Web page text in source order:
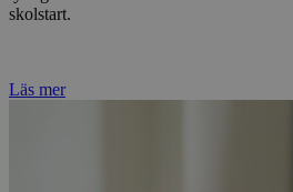
skolstart.​​​​‌ ‍ ​‍​‍‌‍ ‌ ​‍‌‍‍‌‌‍‌ ‌‍‍‌‌‍ ‍​‍​‍​ ‍‍​‍​‍‌ ​ ‌‍​‌‌‍ ‍‌‍‍‌‌ ‌​‌ ‍‌​‍ ‍‌‍‍‌‌‍ ​‍​‍​‍ ​​‍​‍‌‍‍​‌ ​‍‌‍‌‌‌‍‌‍​‍​‍​ ‍‍​‍​‍​‍ ‌ ​ ‌ ‌​‌ ‌‌‌‍‌​‌‍‍‌‌‍ ​‍ ‌‍‍‌‌‍ ‍‌ ‌​‌‍‌‌‌‍ ‍‌ ‌​​‍ ‌‍‌‌‌‍‌​‌‍‍‌‌ ‌​​‍ ‌‍ ‌‌‍ ‌‍‌​‌‍‌‌​ ‌‌ ​​‌ ​‍‌‍‌‌‌ ​ ‌‍‌‌‌‍ ‍‌ ‌​‌‍​‌‌ ‌​‌‍‍‌‌‍ ‌‍ ‍​ ‍ ‌‍‍‌‌‍‌​​ ‌​ ​ ​ ‍‌‌‍​ ​ ​‍​ ‍‌‌‍​‌‌‍‌‍​ ‌​​‍ ‌‌‍​‍‌‍​‍‌‍‌‌​ ​​​‍ ‌​ ‌​​ ‌ ​ ​‍​ ​‌​‍ ‌‌‍​‌‌‍​‌‌‍‌‍​ ‌​​‍ ‌‌‍‌‌​ ‌‍​ ​‍‌‍​‌‌‍​‌‌‍​ ‌‍​ ​ ​​​ ‌‌​ ‌‍​ ‌ ​ ‍‌​ ‍ ‌ ‌​‌ ‍‌‌ ​​‌‍‌‌​ ‌‌‍​‌‌ ​‍‌ ‌​‌‍‍‌‌‍​ ‌‍ ​‌‍‌‌‌‌​​‌‍​‌‌‍‌ ‌‍‌‌​ ‍ ‌ ​​‌‍​‌‌ ‌​‌‍‍​​ ‌‌ ​​‌‍​‌‌‍‌ ‌‍‌‌‌​​‍‌ ‌‌‌‍‍‌‌‍ ​‌‍‌​‌‍‌‌‌ ​‍​‍‌‌​ ‌‌‌​​‍‌‌ ‌‍‍ ‌‍‌‌‌ ‍‌​‍‌‌​ ​ ‌​‌​​‍‌‌​ ​ ‌​‌​​‍‌‌​ ​‍​ ​‍‌‍​ ​ ​​​ ‌‌​ ‌‌​ ‌​​ ‌ ‌‍‌‌​ ‌ ‌‍​‌​ ​‌​ ‌​​ ​‌​‍‌‌​ ​‍​ ​‍​‍‌‌​ ‌‌‌​‌​​‍ ‍‌‍​ ‌‍​‌‌ ​‍‌‍‌​‌ ​ ​‍‌‌​ ‌‌‌​​‍‌‌ ‌‍‍ ‌‍‌‌‌ ‍‌​‍‌‌​ ​ ‌​‌​​‍‌‌​ ​ ‌​‌​​‍‌‌​ ​‍​ ​‍‌‍‌‌‌‍‌‌​ ‌ ​ ​​‌‍‌‌‌‍‌​‌‍​‍​ ‌ ‌‍‌‌​ ‍‌​ ‍​​ ‌ ​‍‌‌​ ​‍​ ​‍​‍‌‌​ ‌‌‌​‌​​‍ ‍‌ ‌​‌‍‌‌‌ ‍​‌ ‌​​‍‌‌​ ‌‌‌​​‍‌‌ ‌‍‍ ‌‍‌‌‌ ‍‌​‍‌‌​ ​ ‌​‌​​‍‌‌​ ​ ‌​‌​​‍‌‌​ ​‍​ ​‍​ ​‍​ ‌​‌‍​ ​ ‍​​ ​‍​ ‌​‌‍​‍​ ​‍‌‍‌‌​ ‌​​ ‍‌‌‍‌‌​‍‌‌​ ​‍​ ​‍​‍‌‌​ ‌‌‌​‌​​‍ ‍‌‍​ ‌‍‍​‌‍‍‌‌‍ ​‌‍‌​‌ ​‍‌‍‌‌‌‍ ‍​‍‌‌​ ‌‌‌​​‍‌‌ ‌‍‍ ‌‍‌‌‌ ‍‌​‍‌‌​ ​ ‌​‌​​‍‌‌​ ​ ‌​‌​​‍‌‌​ ​‍​ ​‍​ ‌​​ ​‌‌‍​‌​ ​‍​ ​ ‌‍‌​​ ‌‌​ ‌ ‌‍‌‌‌‍​ ​ ​ ​ ‍​​‍‌‌​ ​‍​ ​‍​‍‌‌​ ‌‌‌​‌​​‍ ‍‌ ‌​‌‍‌‌‌ ‍​‌ ‌​​ ‌‍​‍‌‍​‌‌ ​ ‌‍‌‌‌‌‌‌‌ ​‍‌‍ ​​ ‌​‍‌‌​ ​‍‌​‌‍‌ ​ ‌ ‌​‌ ‌‌‌‍‌​‌‍‍‌‌‍ ​‍‌‍‌‍‍‌‌‍‌​​ ‌​ ​ ​ ‍‌‌‍​ ​ ​‍​ ‍‌‌‍​‌‌‍‌‍​ ‌​​‍ ‌‌‍​‍‌‍​‍‌‍‌‌​ ​​​‍ ‌​ ‌​​ ‌ ​ ​‍​ ​‌​‍ ‌‌‍​‌‌‍​‌‌‍‌‍​ ‌​​‍ ‌‌‍‌‌​ ‌‍​ ​‍‌‍​‌‌‍​‌‌‍​ ‌‍​ ​ ​​​ ‌‌​ ‌‍​ ‌ ​ ‍‌​‍‌‍‌ ‌​‌ ‍‌‌ ​​‌‍‌‌​ ‌‌‍​‌‌ ​‍‌ ‌​‌‍‍‌‌‍​ ‌‍ ​‌‍‌‌‌‌​​‌‍​‌‌‍‌ ‌‍‌‌​‍‌‍‌ ​​‌‍​‌‌ ‌​‌‍‍​​ ‌‌ ​​‌‍​‌‌‍‌ ‌‍‌‌‌​​‍‌ ‌‌‌‍‍‌‌‍ ​‌‍‌​‌‍‌‌‌ ​‍​‍‌‌​ ‌‌‌​​‍‌‌ ‌‍‍ ‌‍‌‌‌ ‍‌​‍‌‌​ ​ ‌​‌​​‍‌‌​ ​ ‌​‌​​‍‌‌​ ​‍​ ​‍‌‍​ ​ ​​​ ‌‌​ ‌‌​ ‌​​ ‌ ‌‍‌‌​ ‌ ‌‍​‌​ ​‌​ ‌​​ ​‌​‍‌‌​ ​‍​ ​‍​‍‌‌​ ‌‌‌​‌​​‍ ‍‌‍​ ‌‍​‌‌ ​‍‌‍‌​‌ ​ ​‍‌‌​ ‌‌‌​​‍‌‌ ‌‍‍ ‌‍‌‌‌ ‍‌​‍‌‌​ ​ ‌​‌​​‍‌‌​ ​ ‌​‌​​‍‌‌​ ​‍​ ​‍‌‍‌‌‌‍‌‌​ ‌ ​ ​​‌‍‌‌‌‍‌​‌‍​‍​ ‌ ‌‍‌‌​ ‍‌​ ‍​​ ‌ ​‍‌‌​ ​‍​ ​‍​‍‌‌​ ‌‌‌​‌​​‍ ‍‌ ‌​‌‍‌‌‌ ‍​‌ ‌​​‍‌‌​ ‌‌‌​​‍‌‌ ‌‍‍ ‌‍‌‌‌ ‍‌​‍‌‌​ ​ ‌​‌​​‍‌‌​ ​ ‌​‌​​‍‌‌​ ​‍​ ​‍​ ​‍​ ‌​‌‍​ ​ ‍​​ ​‍​ ‌​‌‍​‍​ ​‍‌‍‌‌​ ‌​​ ‍‌‌‍‌‌​‍‌‌​ ​‍​ ​‍​‍‌‌​ ‌‌‌​‌​​‍ ‍‌‍​ ‌‍‍​‌‍‍‌‌‍ ​‌‍‌​‌ ​‍‌‍‌‌‌‍ ‍​‍‌‌​ ‌‌‌​​‍‌‌ ‌‍‍ ‌‍‌‌‌ ‍‌​‍‌‌​ ​ ‌​‌​​‍‌‌​ ​ ‌​‌​​‍‌‌​ ​‍​ ​‍​ ‌​​ ​‌‌‍​‌​ ​‍​ ​ ‌‍‌​​ ‌‌​ ‌ ‌‍‌‌‌‍​ ​ ​ ​ ‍​​‍‌‌​ ​‍​ ​‍​‍‌‌​ ‌‌‌​‌​​‍ ‍‌ ‌​‌‍‌‌‌ ‍​‌ ‌​​‍‌‍‌ ​​‌‍‌‌‌ ​‍‌ ​ ‌ ​​‌‍‌‌‌‍​ ‌ ‌​‌‍‍‌‌ ‌‍‌‍‌‌​ ‌‌ ​​‌ ‌‌‌‍​‍‌‍ ​‌‍‍‌‌ ​ ‌‍‍​‌‍‌‌‌‍‌​​‍​‍‌ ‌
Läs mer​​​​‌ ‍ ​‍​‍‌‍ ‌ ​‍‌‍‍‌‌‍‌ ‌‍‍‌‌‍ ‍​‍​‍​ ‍‍​‍​‍‌ ​ ‌‍​‌‌‍ ‍‌‍‍‌‌ ‌​‌ ‍‌​‍ ‍‌‍‍‌‌‍ ​‍​‍​‍ ​​‍​‍‌‍‍​‌ ​‍‌‍‌‌‌‍‌‍​‍​‍​ ‍‍​‍​‍​‍ ‌ ​ ‌ ‌​‌ ‌‌‌‍‌​‌‍‍‌‌‍ ​‍ ‌‍‍‌‌‍ ‍‌ ‌​‌‍‌‌‌‍ ‍‌ ‌​​‍ ‌‍‌‌‌‍‌​‌‍‍‌‌ ‌​​‍ ‌‍ ‌‌‍ ‌‍‌​‌‍‌‌​ ‌‌ ​​‌ ​‍‌‍‌‌‌ ​ ‌‍‌‌‌‍ ‍‌ ‌​‌‍​‌‌ ‌​‌‍‍‌‌‍ ‌‍ ‍​ ‍ ‌‍‍‌‌‍‌​​ ‌​ ​ ​ ‍‌‌‍​ ​ ​‍​ ‍‌‌‍​‌‌‍‌‍​ ‌​​‍ ‌‌‍​‍‌‍​‍‌‍‌‌​ ​​​‍ ‌​ ‌​​ ‌ ​ ​‍​ ​‌​‍ ‌‌‍​‌‌‍​‌‌‍‌‍​ ‌​​‍ ‌‌‍‌‌​ ‌‍​ ​‍‌‍​‌‌‍​‌‌‍​ ‌‍​ ​ ​​​ ‌‌​ ‌‍​ ‌ ​ ‍‌​ ‍ ‌ ‌​‌ ‍‌‌ ​​‌‍‌‌​ ‌‌‍​‌‌ ​‍‌ ‌​‌‍‍‌‌‍​ ‌‍ ​‌‍‌‌‌‌​​‌‍​‌‌‍‌ ‌‍‌‌​ ‍ ‌ ​​‌‍​‌‌ ‌​‌‍‍​​ ‌‌ ​​‌‍​‌‌‍‌ ‌‍‌‌‌​​‍‌ ‌‌‌‍‍‌‌‍ ​‌‍‌​‌‍‌‌‌ ​‍​‍‌‌​ ‌‌‌​​‍‌‌ ‌‍‍ ‌‍‌‌‌ ‍‌​‍‌‌​ ​ ‌​‌​​‍‌‌​ ​ ‌​‌​​‍‌‌​ ​‍​ ​‍‌‍​ ​ ​​​ ‌‌​ ‌‌​ ‌​​ ‌ ‌‍‌‌​ ‌ ‌‍​‌​ ​‌​ ‌​​ ​‌​‍‌‌​ ​‍​ ​‍​‍‌‌​ ‌‌‌​‌​​‍ ‍‌‍​ ‌‍​‌‌ ​‍‌‍‌​‌ ​ ​‍‌‌​ ‌‌‌​​‍‌‌ ‌‍‍ ‌‍‌‌‌ ‍‌​‍‌‌​ ​ ‌​‌​​‍‌‌​ ​ ‌​‌​​‍‌‌​ ​‍​ ​‍‌‍‌‌‌‍‌‌​ ‌ ​ ​​‌‍‌‌‌‍‌​‌‍​‍​ ‌ ‌‍‌‌​ ‍‌​ ‍​​ ‌ ​‍‌‌​ ​‍​ ​‍​‍‌‌​ ‌‌‌​‌​​‍ ‍‌‍​ ‌‍​‌‌‍ ​‌‍ ​‌‌‌​‌‍ ‌​​‌‌‍​ ‌ ‌​‌‍‍‌‌‍ ‌‍ ‍​‍‌‌​ ‌‌‌​​‍‌‌ ‌‍‍ ‌‍‌‌‌ ‍‌​‍‌‌​ ​ ‌​‌​​‍‌‌​ ​ ‌​‌​​‍‌‌​ ​‍​ ​‍​ ‍‌​ ‌‍​ ‌​​ ​ ‌‍​‌​ ​‌‌‍‌‍​ ​​​ ​​​ ‌‌​ ​‌​ ​ ​‍‌‌​ ​‍​ ​‍​‍‌‌​ ‌‌‌​‌​​‍ ‍‌ ‌​‌‍‍‌‌ ‌​‌‍ ​‌‍‌‌​ ‌‍​‍‌‍​‌‌ ​ ‌‍‌‌‌‌‌‌‌ ​‍‌‍ ​​ ‌​‍‌‌​ ​‍‌​‌‍‌ ​ ‌ ‌​‌ ‌‌‌‍‌​‌‍‍‌‌‍ ​‍‌‍‌‍‍‌‌‍‌​​ ‌​ ​ ​ ‍‌‌‍​ ​ ​‍​ ‍‌‌‍​‌‌‍‌‍​ ‌​​‍ ‌‌‍​‍‌‍​‍‌‍‌‌​ ​​​‍ ‌​ ‌​​ ‌ ​ ​‍​ ​‌​‍ ‌‌‍​‌‌‍​‌‌‍‌‍​ ‌​​‍ ‌‌‍‌‌​ ‌‍​ ​‍‌‍​‌‌‍​‌‌‍​ ‌‍​ ​ ​​​ ‌‌​ ‌‍​ ‌ ​ ‍‌​‍‌‍‌ ‌​‌ ‍‌‌ ​​‌‍‌‌​ ‌‌‍​‌‌ ​‍‌ ‌​‌‍‍‌‌‍​ ‌‍ ​‌‍‌‌‌‌​​‌‍​‌‌‍‌ ‌‍‌‌​‍‌‍‌ ​​‌‍​‌‌ ‌​‌‍‍​​ ‌‌ ​​‌‍​‌‌‍‌ ‌‍‌‌‌​​‍‌ ‌‌‌‍‍‌‌‍ ​‌‍‌​‌‍‌‌‌ ​‍​‍‌‌​ ‌‌‌​​‍‌‌ ‌‍‍ ‌‍‌‌‌ ‍‌​‍‌‌​ ​ ‌​‌​​‍‌‌​ ​ ‌​‌​​‍‌‌​ ​‍​ ​‍‌‍​ ​ ​​​ ‌‌​ ‌‌​ ‌​​ ‌ ‌‍‌‌​ ‌ ‌‍​‌​ ​‌​ ‌​​ ​‌​‍‌‌​ ​‍​ ​‍​‍‌‌​ ‌‌‌​‌​​‍ ‍‌‍​ ‌‍​‌‌ ​‍‌‍‌​‌ ​ ​‍‌‌​ ‌‌‌​​‍‌‌ ‌‍‍ ‌‍‌‌‌ ‍‌​‍‌‌​ ​ ‌​‌​​‍‌‌​ ​ ‌​‌​​‍‌‌​ ​‍​ ​‍‌‍‌‌‌‍‌‌​ ‌ ​ ​​‌‍‌‌‌‍‌​‌‍​‍​ ‌ ‌‍‌‌​ ‍‌​ ‍​​ ‌ ​‍‌‌​ ​‍​ ​‍​‍‌‌​ ‌‌‌​‌​​‍ ‍‌‍​ ‌‍​‌‌‍ ​‌‍ ​‌‌‌​‌‍ ‌​​‌‌‍​ ‌ ‌​‌‍‍‌‌‍ ‌‍ ‍​‍‌‌​ ‌‌‌​​‍‌‌ ‌‍‍ ‌‍‌‌‌ ‍‌​‍‌‌​ ​ ‌​‌​​‍‌‌​ ​ ‌​‌​​‍‌‌​ ​‍​ ​‍​ ‍‌​ ‌‍​ ‌​​ ​ ‌‍​‌​ ​‌‌‍‌‍​ ​​​ ​​​ ‌‌​ ​‌​ ​ ​‍‌‌​ ​‍​ ​‍​‍‌‌​ ‌‌‌​‌​​‍ ‍‌ ‌​‌‍‍‌‌ ‌​‌‍ ​‌‍‌‌​‍‌‍‌ ​​‌‍‌‌‌ ​‍‌ ​ ‌ ​​‌‍‌‌‌‍​ ‌ ‌​‌‍‍‌‌ ‌‍‌‍‌‌​ ‌‌ ​​‌ ‌‌‌‍​‍‌‍ ​‌‍‍‌‌ ​ ‌‍‍​‌‍‌‌‌‍‌​​‍​‍‌ ‌